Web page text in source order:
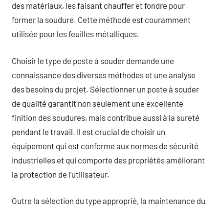
des matériaux, les faisant chauffer et fondre pour
former la soudure. Cette méthode est couramment
utilisée pour les feuilles métalliques.
Choisir le type de poste à souder demande une
connaissance des diverses méthodes et une analyse
des besoins du projet. Sélectionner un poste à souder
de qualité garantit non seulement une excellente
finition des soudures, mais contribue aussi à la sureté
pendant le travail. Il est crucial de choisir un
équipement qui est conforme aux normes de sécurité
industrielles et qui comporte des propriétés améliorant
la protection de l’utilisateur.
Outre la sélection du type approprié, la maintenance du